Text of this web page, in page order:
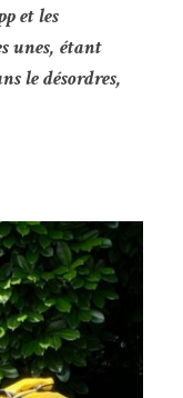
et les
unes, étant
le désordres,